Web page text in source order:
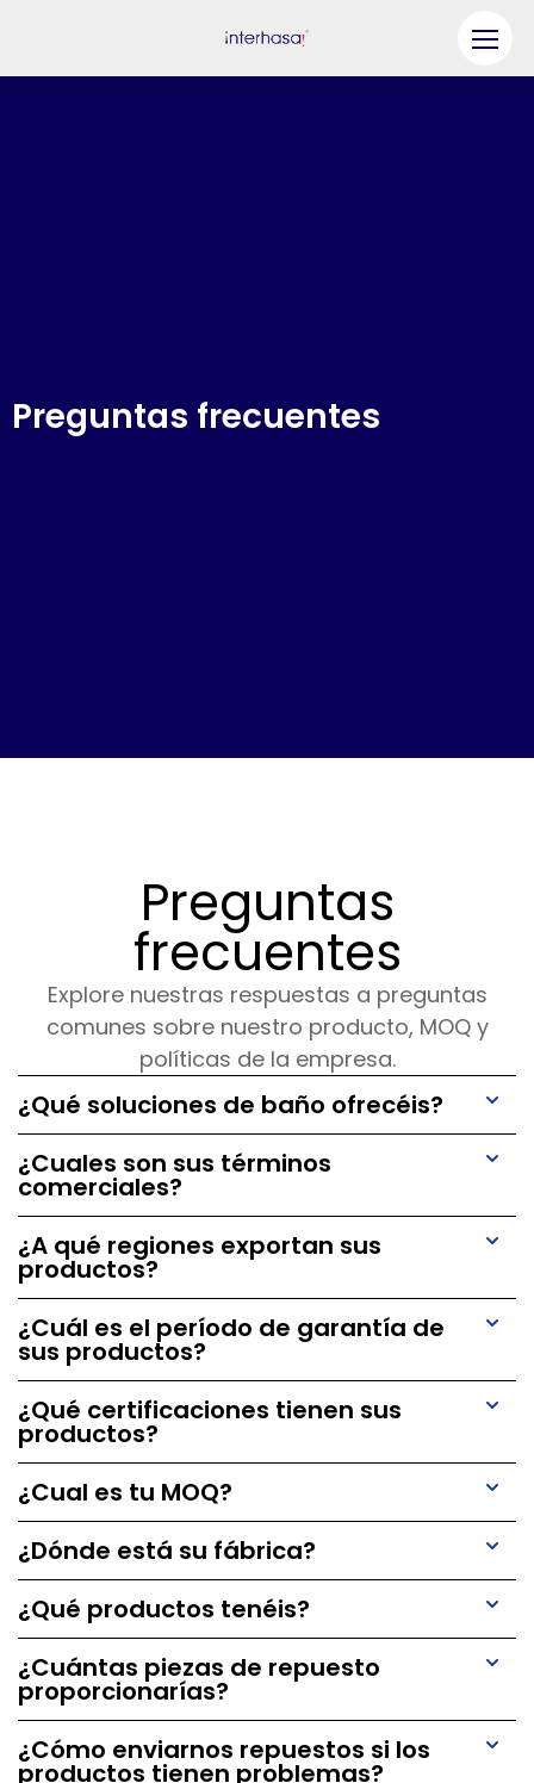
Preguntas frecuentes
Preguntas
frecuentes
Explore nuestras respuestas a preguntas
comunes sobre nuestro producto, MOQ y
políticas de la empresa.
¿Qué soluciones de baño ofrecéis?
¿Cuales son sus términos
comerciales?
¿A qué regiones exportan sus
productos?
¿Cuál es el período de garantía de
sus productos?
¿Qué certificaciones tienen sus
productos?
¿Cual es tu MOQ?
¿Dónde está su fábrica?
¿Qué productos tenéis?
¿Cuántas piezas de repuesto
proporcionarías?
¿Cómo enviarnos repuestos si los
productos tienen problemas?